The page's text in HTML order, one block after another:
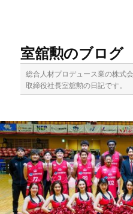
移
動
動
室舘勲のブログ
総合人材プロデュース業の株式
取締役社長室舘勲の日記です。